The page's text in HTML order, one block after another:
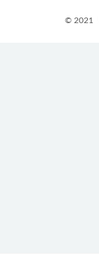
© 2021